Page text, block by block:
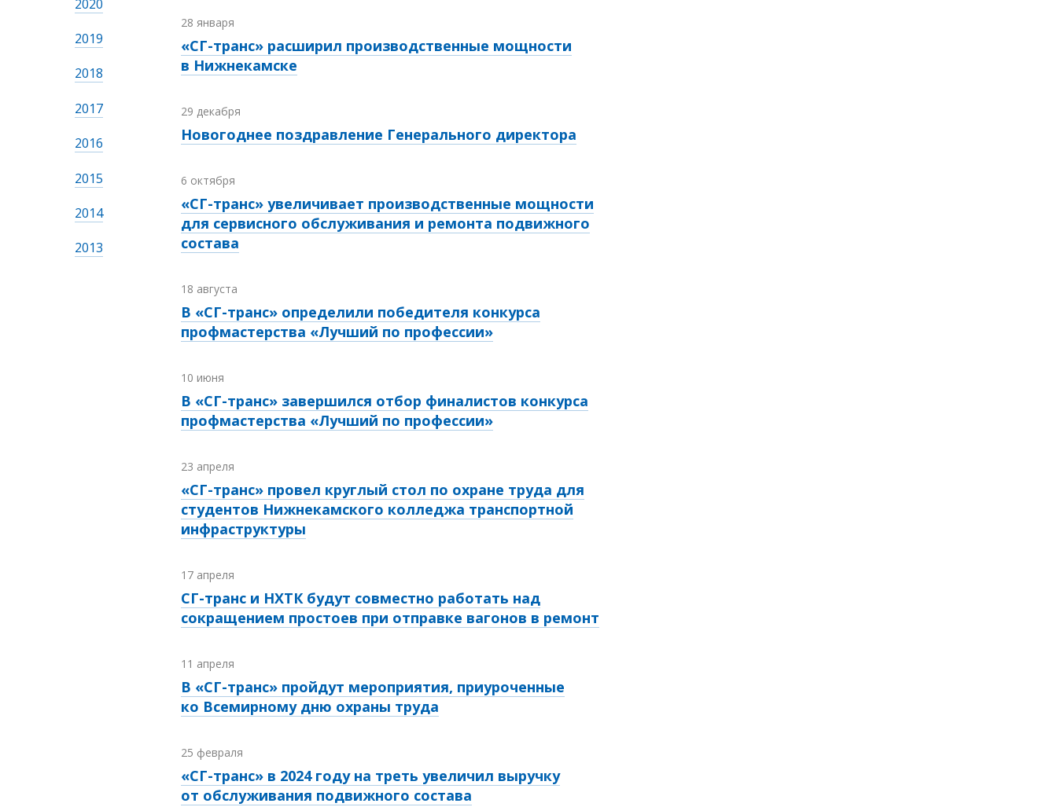
2020
2019
2018
2017
2016
2015
2014
2013
28 января
«СГ-транс» расширил производственные мощности
в Нижнекамске
29 декабря
Новогоднее поздравление Генерального директора
6 октября
«СГ-транс» увеличивает производственные мощности
для сервисного обслуживания и ремонта подвижного
состава
18 августа
В «СГ-транс» определили победителя конкурса
профмастерства «Лучший по профессии»
10 июня
В «СГ-транс» завершился отбор финалистов конкурса
профмастерства «Лучший по профессии»
23 апреля
«СГ-транс» провел круглый стол по охране труда для
студентов Нижнекамского колледжа транспортной
инфраструктуры
17 апреля
СГ-транс и НХТК будут совместно работать над
сокращением простоев при отправке вагонов в ремонт
11 апреля
В «СГ-транс» пройдут мероприятия, приуроченные
ко Всемирному дню охраны труда
25 февраля
«СГ-транс» в 2024 году на треть увеличил выручку
от обслуживания подвижного состава